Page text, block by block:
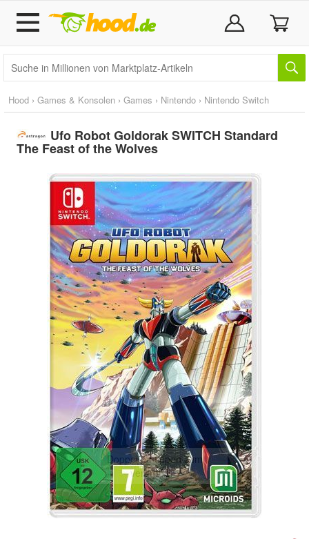
Hood › Games & Konsolen › Games › Nintendo › Nintendo Switch
Ufo Robot Goldorak SWITCH Standard
The Feast of the Wolves
Doppelt antippen zum
vergrößern